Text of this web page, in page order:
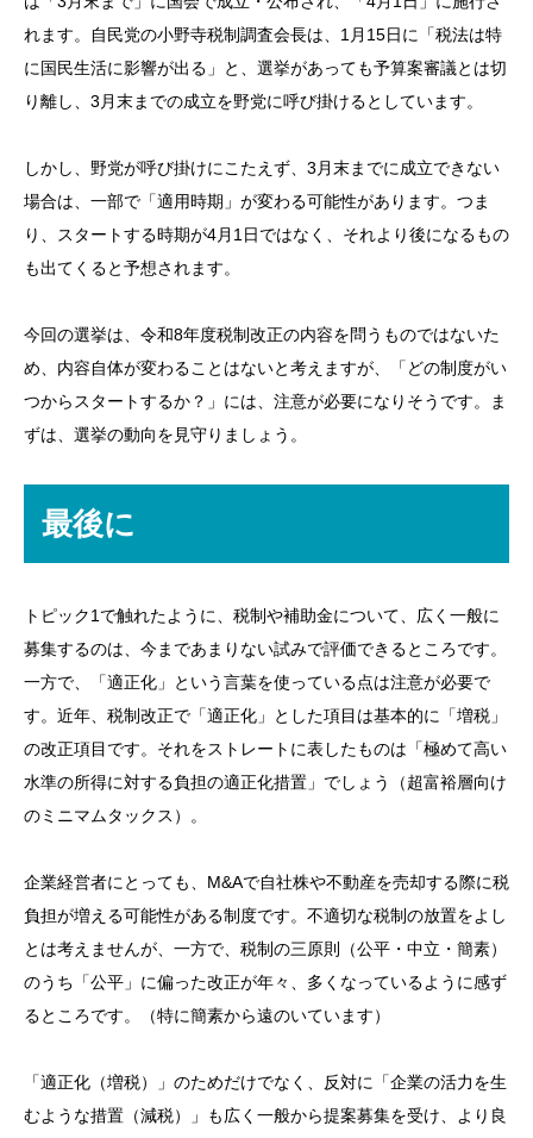
れます。自民党の小野寺税制調査会長は、1月15日に「税法は特
に国民生活に影響が出る」と、選挙があっても予算案審議とは切
り離し、3月末までの成立を野党に呼び掛けるとしています。
しかし、野党が呼び掛けにこたえず、3月末までに成立できない
場合は、一部で「適用時期」が変わる可能性があります。つま
り、スタートする時期が4月1日ではなく、それより後になるもの
も出てくると予想されます。
今回の選挙は、令和8年度税制改正の内容を問うものではないた
め、内容自体が変わることはないと考えますが、「どの制度がい
つからスタートするか？」には、注意が必要になりそうです。ま
ずは、選挙の動向を見守りましょう。
最後に
トピック1で触れたように、税制や補助金について、広く一般に
募集するのは、今まであまりない試みで評価できるところです。
一方で、「適正化」という言葉を使っている点は注意が必要で
す。近年、税制改正で「適正化」とした項目は基本的に「増税」
の改正項目です。それをストレートに表したものは「極めて高い
水準の所得に対する負担の適正化措置」でしょう（超富裕層向け
のミニマムタックス）。
企業経営者にとっても、M&Aで自社株や不動産を売却する際に税
負担が増える可能性がある制度です。不適切な税制の放置をよし
とは考えませんが、一方で、税制の三原則（公平・中立・簡素）
のうち「公平」に偏った改正が年々、多くなっているように感ず
るところです。（特に簡素から遠のいています）
「適正化（増税）」のためだけでなく、反対に「企業の活力を生
むような措置（減税）」も広く一般から提案募集を受け、より良